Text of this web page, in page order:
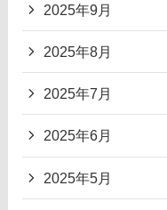
2025年9月
2025年8月
2025年7月
2025年6月
2025年5月